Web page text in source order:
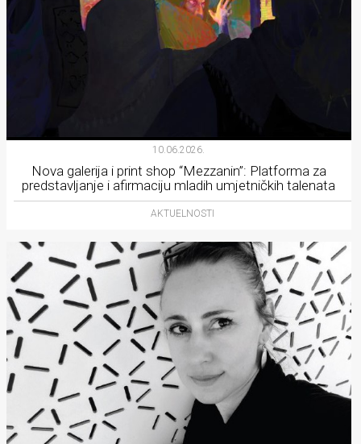
10.06.2026.
Nova galerija i print shop “Mezzanin”: Platforma za
predstavljanje i afirmaciju mladih umjetničkih talenata
AKTUELNOSTI